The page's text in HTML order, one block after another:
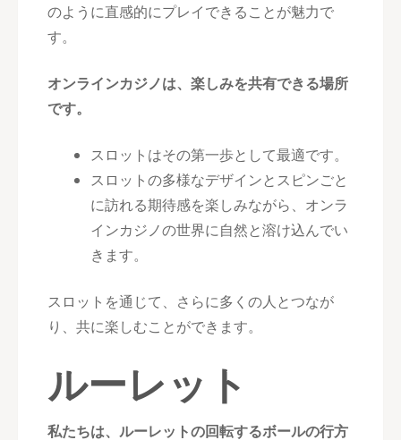
のように直感的にプレイできることが魅力で
す。
オンラインカジノは、楽しみを共有できる場所
です。
スロットはその第一歩として最適です。
スロットの多様なデザインとスピンごと
に訪れる期待感を楽しみながら、オンラ
インカジノの世界に自然と溶け込んでい
きます。
スロットを通じて、さらに多くの人とつなが
り、共に楽しむことができます。
ルーレット
私たちは、ルーレットの回転するボールの行方